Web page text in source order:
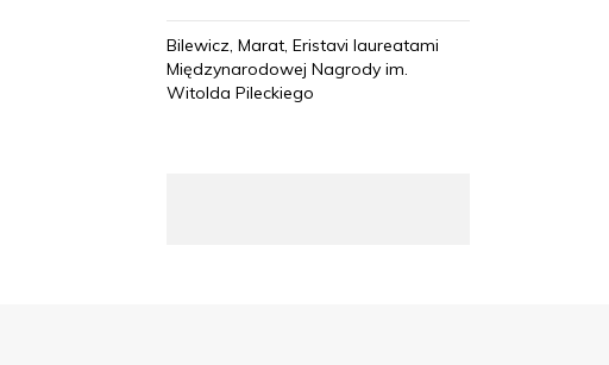
Bilewicz, Marat, Eristavi laureatami
Międzynarodowej Nagrody im.
Witolda Pileckiego